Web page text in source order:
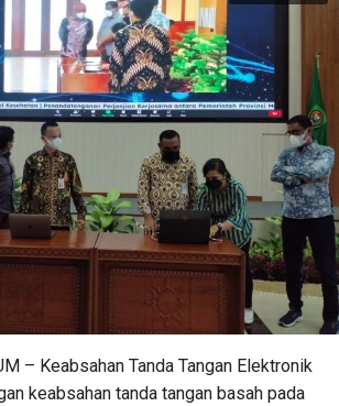
– Keabsahan Tanda Tangan Elektronik
keabsahan tanda tangan basah pada